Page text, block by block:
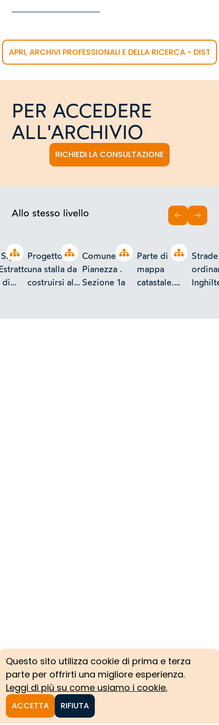
Questo sito utilizza cookie di prima e terza
parte per offrirti una migliore esperienza.
Leggi di più su come usiamo i cookie.
ACCETTA RIFIUTA
APRI, ARCHIVI PROFESSIONALI E DELLA RICERCA - DIST
PER ACCEDERE
ALL'ARCHIVIO
RICHIEDI LA CONSULTAZIONE
Allo stesso livello
Open tree
di
Open tree
Progetto di
una stalla da
costruirsi alla
Riva Dros di
Open tree
Comune di
Pianezza .
Sezione 1a
Open tree
Parte di
mappa
catastale.
Strade
INDIETRO